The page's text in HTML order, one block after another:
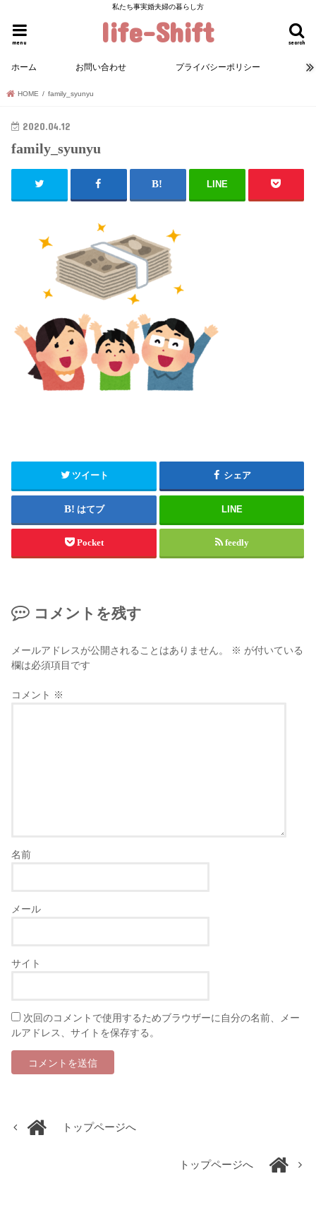
私たち事実婚夫婦の暮らし方
life-Shift search
menu
ホーム お問い合わせ プライバシーポリシー
HOME family_syunyu
2020.04.12
family_syunyu
LINE
ツイート シェア
はてブ LINE
Pocket feedly
コメントを残す
メールアドレスが公開されることはありません。 ※ が付いている
欄は必須項目です
コメント ※
名前
メール
サイト
次回のコメントで使用するためブラウザーに自分の名前、メー
ルアドレス、サイトを保存する。
トップページへ
トップページへ